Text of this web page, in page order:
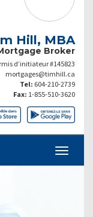
Hill, MBA
Broker
d’initiateur #145823
mortgages@timhill.ca
Tel: 604-210-2739
Fax: 1-855-510-3620